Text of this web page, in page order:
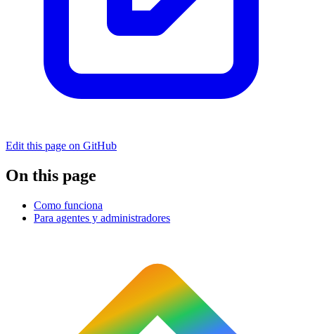
Edit this page on GitHub
On this page
Como funciona
Para agentes y administradores